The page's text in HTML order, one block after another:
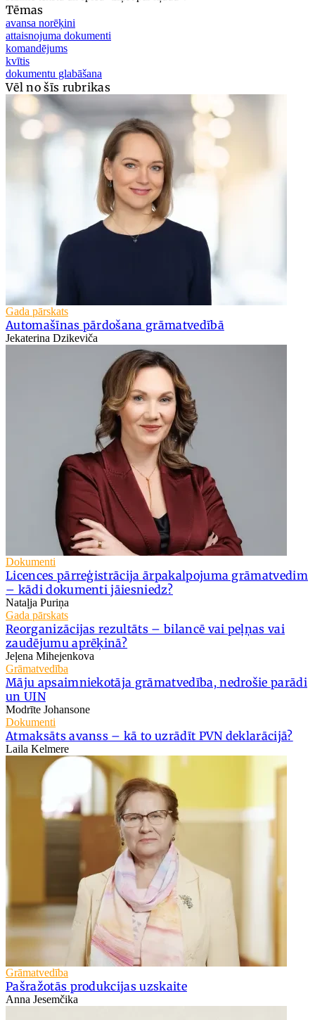
Tēmas
avansa norēķini
attaisnojuma dokumenti
komandējums
kvītis
dokumentu glabāšana
Vēl no šīs rubrikas
Gada pārskats
Automašīnas pārdošana grāmatvedībā
Jekaterina Dzikeviča
Dokumenti
Licences pārreģistrācija ārpakalpojuma grāmatvedim
– kādi dokumenti jāiesniedz?
Nataļja Puriņa
Gada pārskats
Reorganizācijas rezultāts – bilancē vai peļņas vai
zaudējumu aprēķinā?
Jeļena Mihejenkova
Grāmatvedība
Māju apsaimniekotāja grāmatvedība, nedrošie parādi
un UIN
Modrīte Johansone
Dokumenti
Atmaksāts avanss – kā to uzrādīt PVN deklarācijā?
Laila Kelmere
Grāmatvedība
Pašražotās produkcijas uzskaite
Anna Jesemčika